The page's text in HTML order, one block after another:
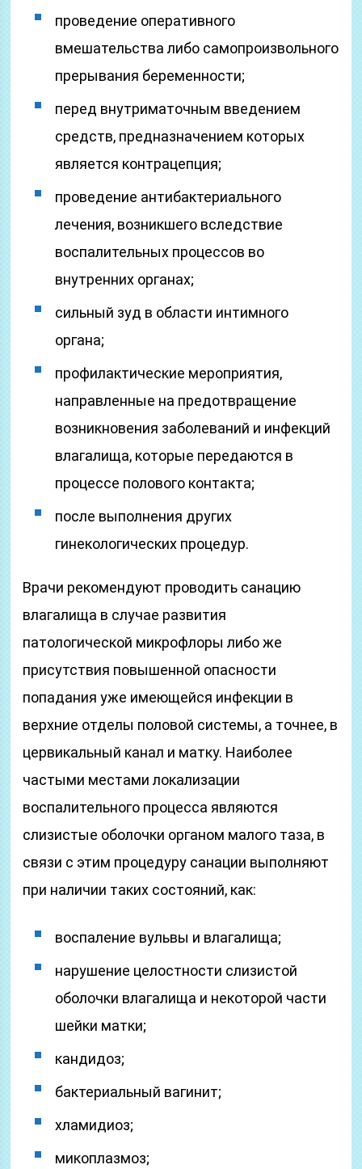
проведение оперативного
вмешательства либо самопроизвольного
прерывания беременности;
перед внутриматочным введением
средств, предназначением которых
является контрацепция;
проведение антибактериального
лечения, возникшего вследствие
воспалительных процессов во
внутренних органах;
сильный зуд в области интимного
органа;
профилактические мероприятия,
направленные на предотвращение
возникновения заболеваний и инфекций
влагалища, которые передаются в
процессе полового контакта;
после выполнения других
гинекологических процедур.
Врачи рекомендуют проводить санацию
влагалища в случае развития
патологической микрофлоры либо же
присутствия повышенной опасности
попадания уже имеющейся инфекции в
верхние отделы половой системы, а точнее, в
цервикальный канал и матку. Наиболее
частыми местами локализации
воспалительного процесса являются
слизистые оболочки органом малого таза, в
связи с этим процедуру санации выполняют
при наличии таких состояний, как:
воспаление вульвы и влагалища;
нарушение целостности слизистой
оболочки влагалища и некоторой части
шейки матки;
кандидоз;
бактериальный вагинит;
хламидиоз;
микоплазмоз;